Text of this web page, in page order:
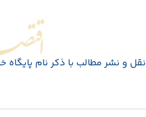
اقتصاد
نقل و نشر مطالب با ذکر نام پايگاه